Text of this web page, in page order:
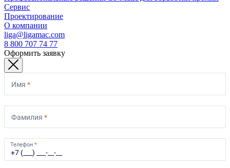
Сервис
Проектирование
О компании
liga@ligamac.com
8 800 707 74 77
Оформить заявку
Имя *
Фамилия *
Телефон *